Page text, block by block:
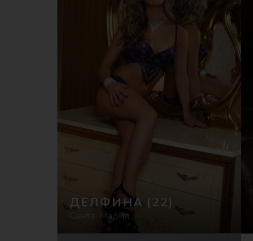
ДЕЛФИНА (22)
Санта-Мария